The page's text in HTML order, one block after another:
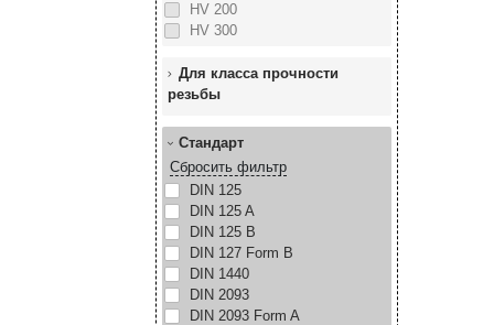
HV 200
HV 300
Для класса прочности
резьбы
Стандарт
Сбросить фильтр
DIN 125
DIN 125 A
DIN 125 B
DIN 127 Form B
DIN 1440
DIN 2093
DIN 2093 Form A